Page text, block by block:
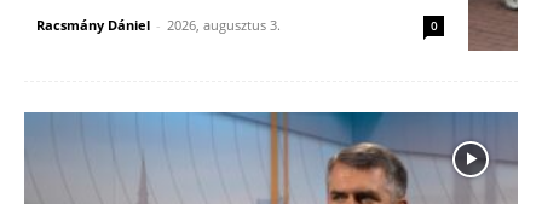
Racsmány Dániel - 2026, augusztus 3. 0